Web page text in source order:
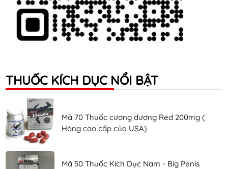
THUỐC KÍCH DỤC NỔI BẬT
Mã 70 Thuốc cương dương Red 200mg (
Hàng cao cấp của USA)
Mã 50 Thuốc Kích Dục Nam - Big Penis